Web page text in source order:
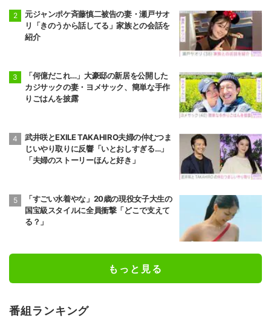
元ジャンポケ斉藤慎二被告の妻・瀬戸サオ
リ「きのうから話してる」家族との会話を
紹介
「何億だこれ…」大豪邸の新居を公開した
カジサックの妻・ヨメサック、簡単な手作
りごはんを披露
武井咲とEXILE TAKAHIRO夫婦の仲むつま
じいやり取りに反響「いとおしすぎる…」
「夫婦のストーリーほんと好き」
「すごい水着やな」20歳の現役女子大生の
国宝級スタイルに全員衝撃「どこで支えて
る？」
もっと見る
番組ランキング